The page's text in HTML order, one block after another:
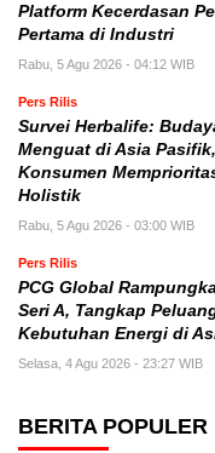
Platform Kecerdasan
Pertama di Industri
Rabu, 5 Agu 2026 - 04:12 WIB
Pers Rilis
Survei Herbalife:
Menguat di Asia
Konsumen
Holistik
Rabu, 5 Agu 2026 - 03:00 WIB
Pers Rilis
PCG Global
Seri A, Tangkap
Kebutuhan Energi di
Selasa, 4 Agu 2026 - 23:27 WIB
BERITA POPULER